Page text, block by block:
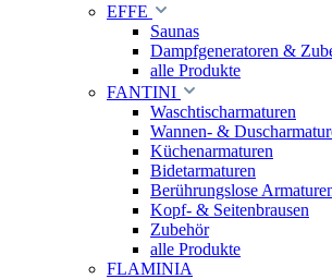
EFFE
Saunas
Dampfgeneratoren &
alle Produkte
FANTINI
Waschtischarmaturen
Wannen- &
Küchenarmaturen
Bidetarmaturen
Berührungslose
Kopf- & Seitenbrausen
Zubehör
alle Produkte
FLAMINIA